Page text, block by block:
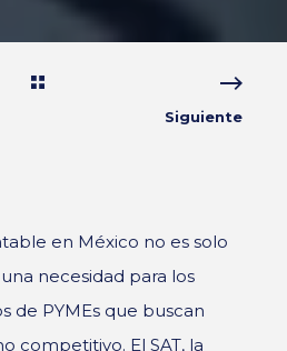
Siguiente
en México no es solo
necesidad para los
de PYMEs que buscan
competitivo. El SAT, la